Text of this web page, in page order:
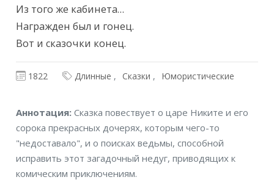
Из того же кабинета…
Награжден был и гонец.
Вот и сказочки конец.
1822 Длинные Сказки Юмористические
Аннотация
Аннотация:Сказка повествует о царе Никите и его
сорока прекрасных дочерях, которым чего-то
"недоставало", и о поисках ведьмы, способной
исправить этот загадочный недуг, приводящих к
комическим приключениям.